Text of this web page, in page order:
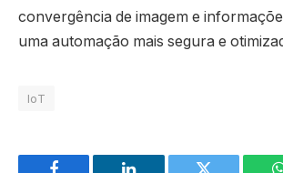
convergência de imagem e
uma automação mais segura e
IoT